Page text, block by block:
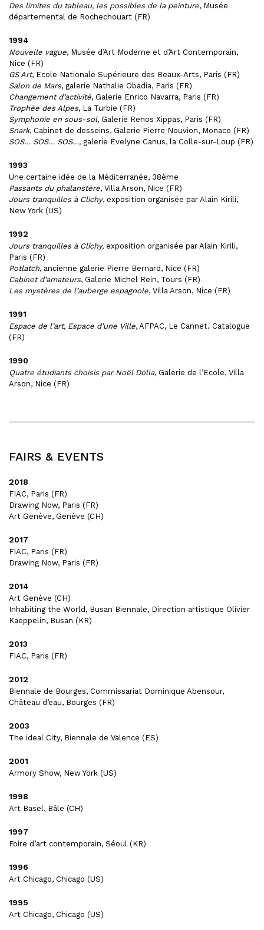
Des limites du tableau, les possibles de la peinture, Musée
départemental de Rochechouart (FR)
1994
Nouvelle vague, Musée d’Art Moderne et d’Art Contemporain,
Nice (FR)
GS Art, Ecole Nationale Supérieure des Beaux-Arts, Paris (FR)
Salon de Mars, galerie Nathalie Obadia, Paris (FR)
Changement d’activité, Galerie Enrico Navarra, Paris (FR)
Trophée des Alpes, La Turbie (FR)
Symphonie en sous-sol, Galerie Renos Xippas, Paris (FR)
Snark, Cabinet de desseins, Galerie Pierre Nouvion, Monaco (FR)
SOS… SOS… SOS…, galerie Evelyne Canus, la Colle-sur-Loup (FR)
1993
Une certaine idée de la Méditerranée, 38ème
Passants du phalanstère, Villa Arson, Nice (FR)
Jours tranquilles à Clichy, exposition organisée par Alain Kirili,
New York (US)
1992
Jours tranquilles à Clichy, exposition organisée par Alain Kirili,
Paris (FR)
Potlatch, ancienne galerie Pierre Bernard, Nice (FR)
Cabinet d’amateurs, Galerie Michel Rein, Tours (FR)
Les mystères de l’auberge espagnole, Villa Arson, Nice (FR)
1991
Espace de l’art, Espace d’une Ville, AFPAC, Le Cannet. Catalogue
(FR)
1990
Quatre étudiants choisis par Noël Dolla, Galerie de l’Ecole, Villa
Arson, Nice (FR)
FAIRS & EVENTS
2018
FIAC, Paris (FR)
Drawing Now, Paris (FR)
Art Genève, Genève (CH)
2017
FIAC, Paris (FR)
Drawing Now, Paris (FR)
2014
Art Genève (CH)
Inhabiting the World, Busan Biennale, Direction artistique Olivier
Kaeppelin, Busan (KR)
2013
FIAC, Paris (FR)
2012
Biennale de Bourges, Commissariat Dominique Abensour,
Château d’eau, Bourges (FR)
2003
The ideal City, Biennale de Valence (ES)
2001
Armory Show, New York (US)
1998
Art Basel, Bâle (CH)
1997
Foire d’art contemporain, Séoul (KR)
1996
Art Chicago, Chicago (US)
1995
Art Chicago, Chicago (US)